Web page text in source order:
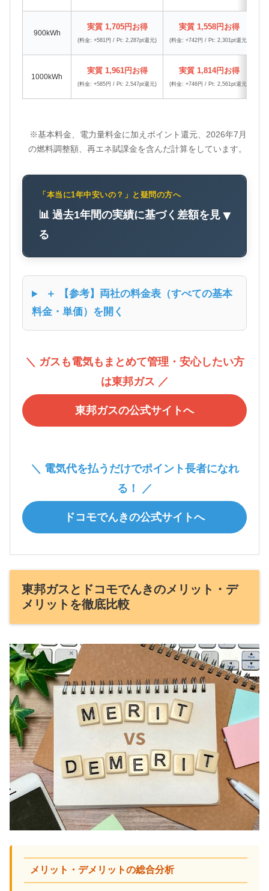
900kWh
実質 1,705円お得
(料金: +581円 / Pt: 2,287pt還元)
実質 1,558円お得
(料金: +742円 / Pt: 2,301pt還元)
1000kWh
実質 1,961円お得
(料金: +585円 / Pt: 2,547pt還元)
実質 1,814円お得
(料金: +746円 / Pt: 2,561pt還元)
※基本料金、電力量料金に加えポイント還元、2026年7月
の燃料調整額、再エネ賦課金を含んだ計算をしています。
「本当に1年中安いの？」と疑問の方へ
📊 過去1年間の実績に基づく差額を見
る
▼
＋ 【参考】両社の料金表（すべての基本
料金・単価）を開く
＼ ガスも電気もまとめて管理・安心したい方
は東邦ガス ／
東邦ガスの公式サイトへ
＼ 電気代を払うだけでポイント長者になれ
る！ ／
ドコモでんきの公式サイトへ
東邦ガスとドコモでんきのメリット・デ
メリットを徹底比較
メリット・デメリットの総合分析